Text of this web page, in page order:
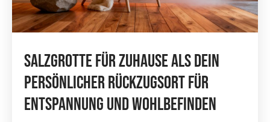
Salzgrotte Für Zuhause Als Dein
Persönlicher Rückzugsort Für
Entspannung Und Wohlbefinden